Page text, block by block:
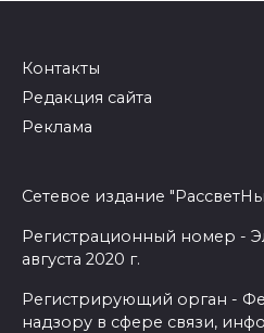
Контакты
Редакция сайта
Реклама
Сетевое издание
Регистрационный номер -
августа 2020 г.
Регистрирующий орган -
надзору в сфере связи,